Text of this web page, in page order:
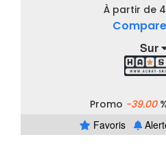
À partir de
Sur
Promo -39.00
Favoris